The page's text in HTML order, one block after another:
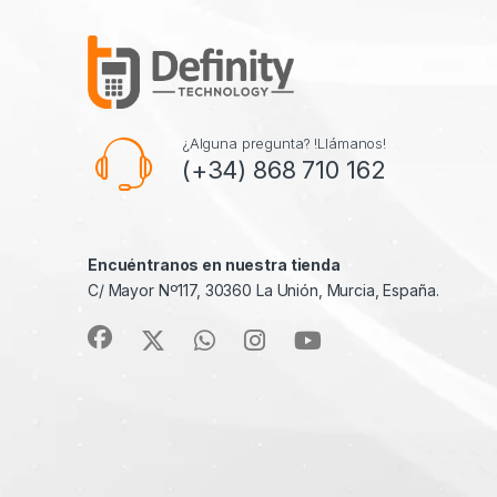
¿Alguna pregunta? !Llámanos!
(+34) 868 710 162
Encuéntranos en nuestra tienda
C/ Mayor Nº117, 30360 La Unión, Murcia, España.